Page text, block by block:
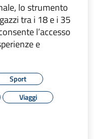
lo strumento
tra i 18 e i 35
l’accesso
e
Sport
Viaggi